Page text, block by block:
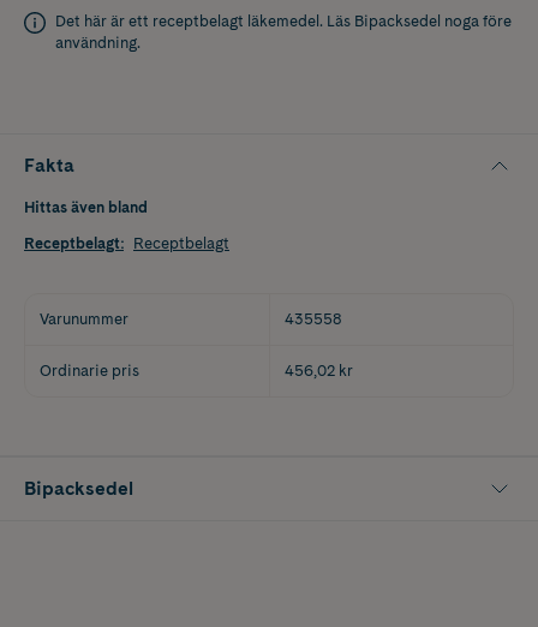
Det här är ett receptbelagt läkemedel. Läs Bipacksedel noga före
användning.
Fakta
Hittas även bland
Receptbelagt: Receptbelagt
Varunummer 435558
Ordinarie pris 456,02 kr
Bipacksedel